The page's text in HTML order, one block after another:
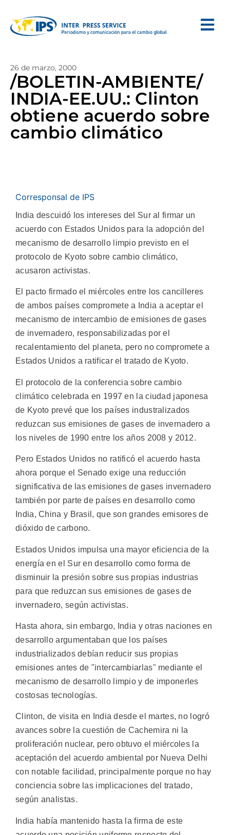
26 de marzo, 2000
/BOLETIN-AMBIENTE/
INDIA-EE.UU.: Clinton
obtiene acuerdo sobre
cambio climático
Corresponsal de IPS
India descuidó los intereses del Sur al firmar un
acuerdo con Estados Unidos para la adopción del
mecanismo de desarrollo limpio previsto en el
protocolo de Kyoto sobre cambio climático,
acusaron activistas.
El pacto firmado el miércoles entre los cancilleres
de ambos países compromete a India a aceptar el
mecanismo de intercambio de emisiones de gases
de invernadero, responsabilizadas por el
recalentamiento del planeta, pero no compromete a
Estados Unidos a ratificar el tratado de Kyoto.
El protocolo de la conferencia sobre cambio
climático celebrada en 1997 en la ciudad japonesa
de Kyoto prevé que los países industralizados
reduzcan sus emisiones de gases de invernadero a
los niveles de 1990 entre los años 2008 y 2012.
Pero Estados Unidos no ratificó el acuerdo hasta
ahora porque el Senado exige una reducción
significativa de las emisiones de gases invernadero
también por parte de países en desarrollo como
India, China y Brasil, que son grandes emisores de
dióxido de carbono.
Estados Unidos impulsa una mayor eficiencia de la
energía en el Sur en desarrollo como forma de
disminuir la presión sobre sus propias industrias
para que reduzcan sus emisiones de gases de
invernadero, según activistas.
Hasta ahora, sin embargo, India y otras naciones en
desarrollo argumentaban que los países
industrializados debían reducir sus propias
emisiones antes de "intercambiarlas" mediante el
mecanismo de desarrollo limpio y de imponerles
costosas tecnologías.
Clinton, de visita en India desde el martes, no logró
avances sobre la cuestión de Cachemira ni la
proliferación nuclear, pero obtuvo el miércoles la
aceptación del acuerdo ambiental por Nueva Delhi
con notable facilidad, principalmente porque no hay
conciencia sobre las implicaciones del tratado,
según analistas.
India había mantenido hasta la firma de este